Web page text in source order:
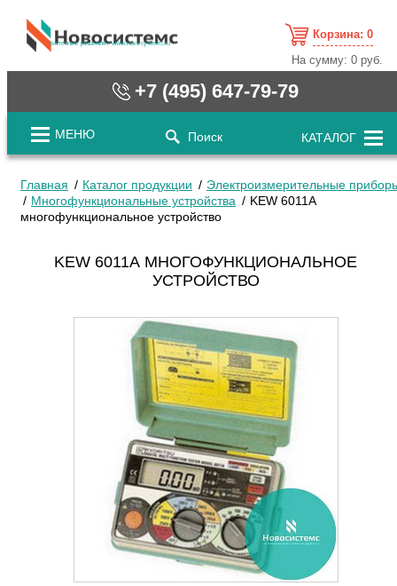
cистемные решения / www.novosystems.ru
Корзина: 0
На сумму:0 руб.
+7 (495) 647-79-79
МЕНЮ Поиск КАТАЛОГ
Главная Каталог продукции
Электроизмерительные
Многофункциональные устройства
KEW 6011А
многофункциональное устройство
KEW 6011А МНОГОФУНКЦИОНАЛЬНОЕ
УСТРОЙСТВО